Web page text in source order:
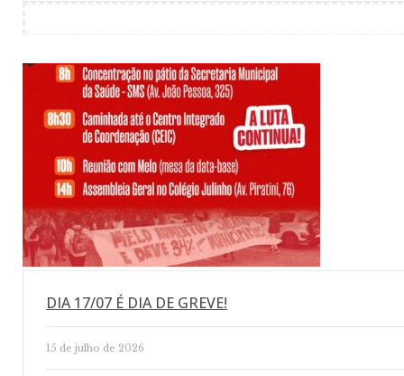
DIA 17/07 É DIA DE GREVE!
15 de julho de 2026